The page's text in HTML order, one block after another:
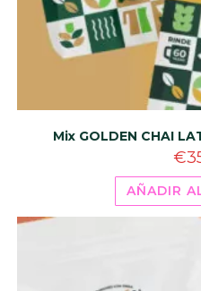
Mix GOLDEN CHAI
€
AÑADIR